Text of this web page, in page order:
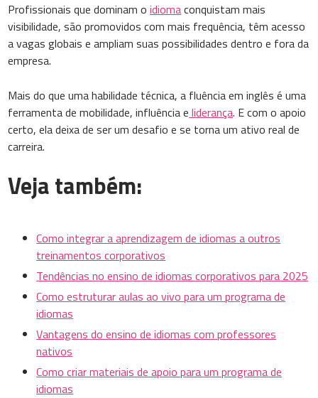
Profissionais que dominam oidiomaconquistam mais
visibilidade, são promovidos com mais frequência, têm acesso
a vagas globais e ampliam suas possibilidades dentro e fora da
empresa.
Mais do que uma habilidade técnica, a fluência em inglês é uma
ferramenta de mobilidade, influência e liderança. E com o apoio
certo, ela deixa de ser um desafio e se torna um ativo real de
carreira.
Veja também:
Como integrar a aprendizagem de idiomas a outros
treinamentos corporativos
Tendências no ensino de idiomas corporativos para 2025
Como estruturar aulas ao vivo para um programa de
idiomas
Vantagens do ensino de idiomas com professores
nativos
Como criar materiais de apoio para um programa de
idiomas